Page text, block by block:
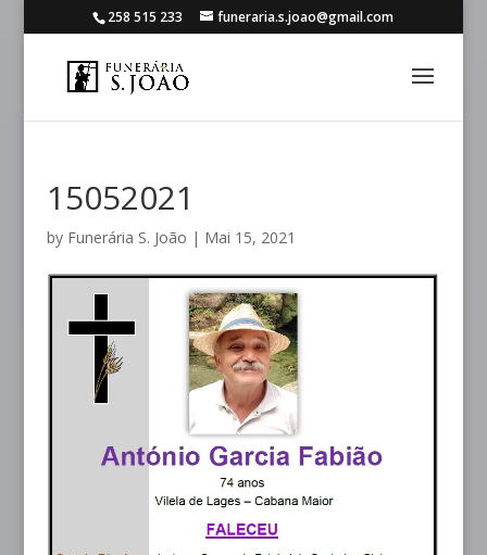
258 515 233 funeraria.s.joao@gmail.com
15052021
by Funerária S. João | Mai 15, 2021